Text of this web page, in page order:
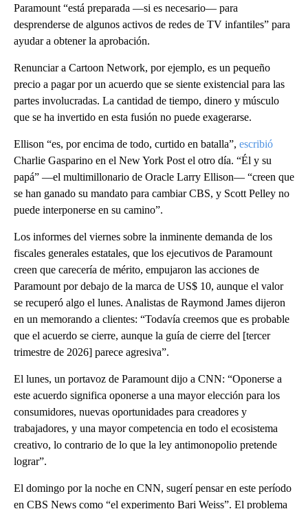
Paramount “está preparada —si es necesario— para
desprenderse de algunos activos de redes de TV infantiles” para
ayudar a obtener la aprobación.
Renunciar a Cartoon Network, por ejemplo, es un pequeño
precio a pagar por un acuerdo que se siente existencial para las
partes involucradas. La cantidad de tiempo, dinero y músculo
que se ha invertido en esta fusión no puede exagerarse.
Ellison “es, por encima de todo, curtido en batalla”, escribió
Charlie Gasparino en el New York Post el otro día. “Él y su
papá” —el multimillonario de Oracle Larry Ellison— “creen que
se han ganado su mandato para cambiar CBS, y Scott Pelley no
puede interponerse en su camino”.
Los informes del viernes sobre la inminente demanda de los
fiscales generales estatales, que los ejecutivos de Paramount
creen que carecería de mérito, empujaron las acciones de
Paramount por debajo de la marca de US$ 10, aunque el valor
se recuperó algo el lunes. Analistas de Raymond James dijeron
en un memorando a clientes: “Todavía creemos que es probable
que el acuerdo se cierre, aunque la guía de cierre del [tercer
trimestre de 2026] parece agresiva”.
El lunes, un portavoz de Paramount dijo a CNN: “Oponerse a
este acuerdo significa oponerse a una mayor elección para los
consumidores, nuevas oportunidades para creadores y
trabajadores, y una mayor competencia en todo el ecosistema
creativo, lo contrario de lo que la ley antimonopolio pretende
lograr”.
El domingo por la noche en CNN, sugerí pensar en este período
en CBS News como “el experimento Bari Weiss”. El problema